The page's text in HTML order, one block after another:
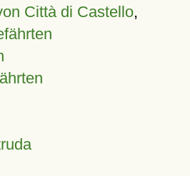
Città di Castello,